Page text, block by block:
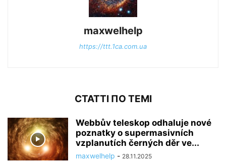
maxwelhelp
https://ttt.1ca.com.ua
СТАТТІ ПО ТЕМІ
Webbův teleskop odhaluje nové
poznatky o supermasivních
vzplanutích černých děr ve...
maxwelhelp - 28.11.2025